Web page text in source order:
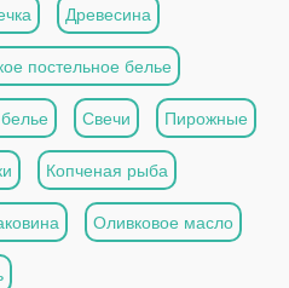
Древесина
постельное белье
Свечи Пирожные
Копченая рыба
Оливковое масло